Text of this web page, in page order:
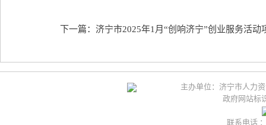
下一篇：济宁市2025年1月“创响济宁”创业服务活动
主办单位：济宁市人力
政府网站标
联系电话